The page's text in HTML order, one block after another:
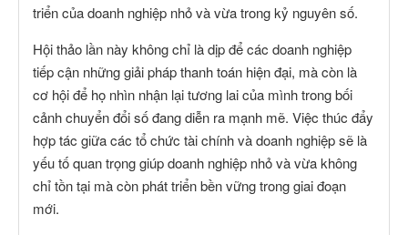
triển của doanh nghiệp nhỏ và vừa trong kỷ nguyên số.
Hội thảo lần này không chỉ là dịp để các doanh nghiệp
tiếp cận những giải pháp thanh toán hiện đại, mà còn là
cơ hội để họ nhìn nhận lại tương lai của mình trong bối
cảnh chuyển đổi số đang diễn ra mạnh mẽ. Việc thúc đẩy
hợp tác giữa các tổ chức tài chính và doanh nghiệp sẽ là
yếu tố quan trọng giúp doanh nghiệp nhỏ và vừa không
chỉ tồn tại mà còn phát triển bền vững trong giai đoạn
mới.